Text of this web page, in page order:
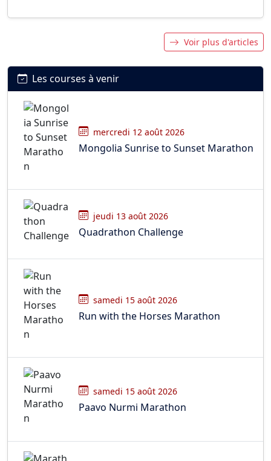
Voir plus d'articles
Les courses à venir
mercredi 12 août 2026
Mongolia Sunrise to Sunset Marathon
jeudi 13 août 2026
Quadrathon Challenge
samedi 15 août 2026
Run with the Horses Marathon
samedi 15 août 2026
Paavo Nurmi Marathon